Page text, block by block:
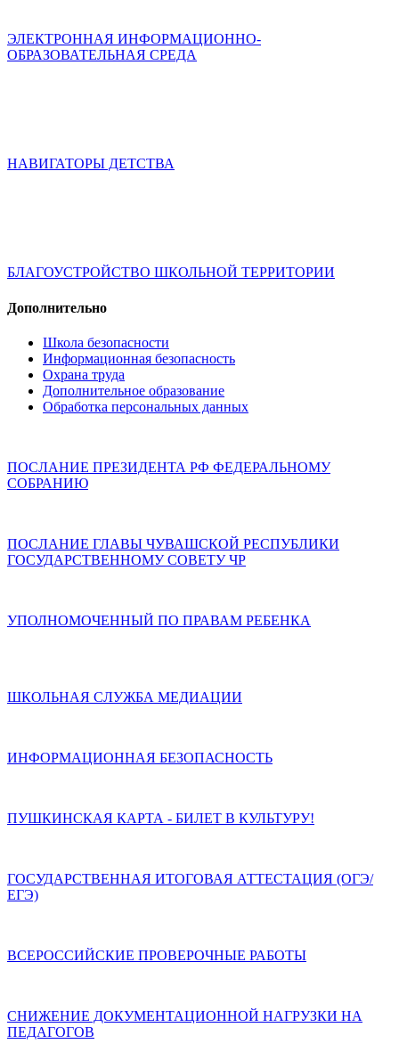
ЭЛЕКТРОННАЯ ИНФОРМАЦИОННО-
ОБРАЗОВАТЕЛЬНАЯ СРЕДА
НАВИГАТОРЫ ДЕТСТВА
БЛАГОУСТРОЙСТВО ШКОЛЬНОЙ ТЕРРИТОРИИ
Дополнительно
Школа безопасности
Информационная безопасность
Охрана труда
Дополнительное образование
Обработка персональных данных
ПОСЛАНИЕ ПРЕЗИДЕНТА РФ ФЕДЕРАЛЬНОМУ
СОБРАНИЮ
ПОСЛАНИЕ ГЛАВЫ ЧУВАШСКОЙ РЕСПУБЛИКИ
ГОСУДАРСТВЕННОМУ СОВЕТУ ЧР
УПОЛНОМОЧЕННЫЙ ПО ПРАВАМ РЕБЕНКА
ШКОЛЬНАЯ СЛУЖБА МЕДИАЦИИ
ИНФОРМАЦИОННАЯ БЕЗОПАСНОСТЬ
ПУШКИНСКАЯ КАРТА - БИЛЕТ В КУЛЬТУРУ!
ГОСУДАРСТВЕННАЯ ИТОГОВАЯ АТТЕСТАЦИЯ (ОГЭ/
ЕГЭ)
ВСЕРОССИЙСКИЕ ПРОВЕРОЧНЫЕ РАБОТЫ
СНИЖЕНИЕ ДОКУМЕНТАЦИОННОЙ НАГРУЗКИ НА
ПЕДАГОГОВ